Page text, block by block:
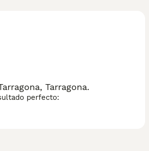
Tarragona.
perfecto: